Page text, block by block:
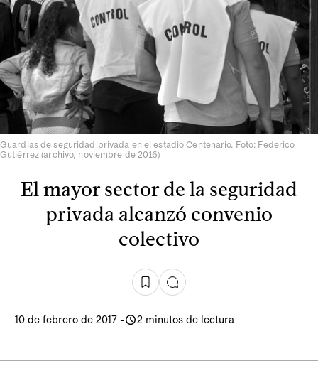
Guardias de seguridad privada en el estadio Centenario. Foto: Federico
Gutiérrez (archivo, noviembre de 2016)
El mayor sector de la seguridad
privada alcanzó convenio
colectivo
10 de febrero de 2017 - 2 minutos de lectura